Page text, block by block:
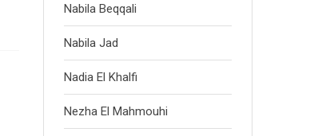
Nabila Beqqali
Nabila Jad
Nadia El Khalfi
Nezha El Mahmouhi